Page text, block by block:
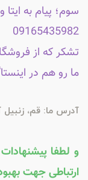
سوم؛ پیام به ایتا
09165435982
تشکر که از
ما رو هم در
آدرس ما: قم، زنبیل
و لطفا
ارتباطی جهت